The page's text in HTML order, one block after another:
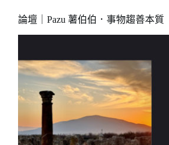
論壇｜Pazu 薯伯伯．事物趨善本質